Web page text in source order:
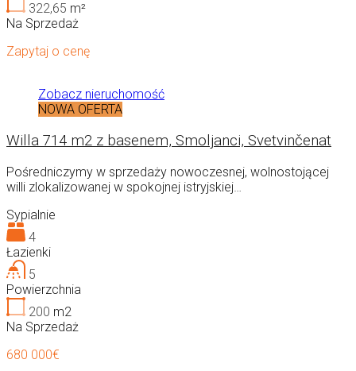
322,65 m²
Na Sprzedaż
Zapytaj o cenę
Zobacz nieruchomość
NOWA OFERTA
Willa 714 m2 z basenem, Smoljanci, Svetvinčenat
Pośredniczymy w sprzedaży nowoczesnej, wolnostojącej
willi zlokalizowanej w spokojnej istryjskiej…
Sypialnie
4
Łazienki
5
Powierzchnia
200 m2
Na Sprzedaż
680 000€